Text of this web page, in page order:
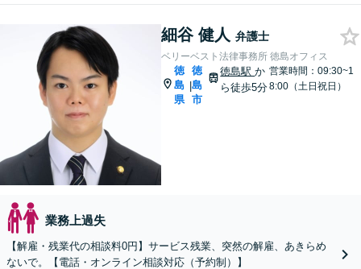
細谷 健人 弁護士
ベリーベスト法律事務所 徳島オフィス
徳
島
県
|
徳
島
市
徳島駅か
ら徒歩5分
営業時間：09:30~1
8:00（土日祝日）
業務上過失
【解雇・残業代の相談料0円】サービス残業、突然の解雇、あきらめ
ないで。【電話・オンライン相談対応（予約制）】